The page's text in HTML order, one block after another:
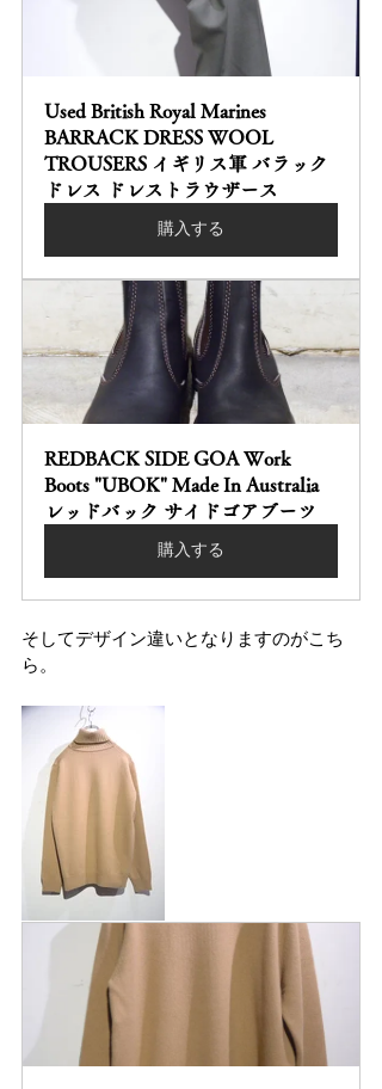
Used British Royal Marines
BARRACK DRESS WOOL
TROUSERS イギリス軍 バラック
ドレス ドレストラウザース
購入する
REDBACK SIDE GOA Work
Boots "UBOK" Made In Australia
レッドバック サイドゴアブーツ
購入する
そしてデザイン違いとなりますのがこち
ら。